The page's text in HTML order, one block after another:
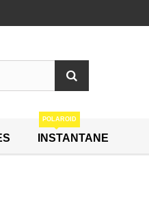
INSTANTANE
POLAROID